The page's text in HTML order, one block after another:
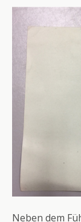
Neben dem